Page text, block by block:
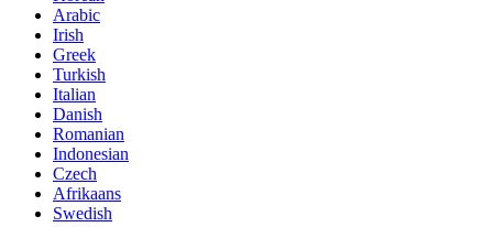
Arabic
Irish
Greek
Turkish
Italian
Danish
Romanian
Indonesian
Czech
Afrikaans
Swedish